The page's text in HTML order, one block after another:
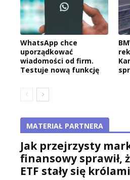
WhatsApp chce
uporządkować
wiadomości od firm.
Testuje nową funkcję
MATERIAŁ PARTNERA
Jak przejrzysty
finansowy sprawił,
ETF stały się